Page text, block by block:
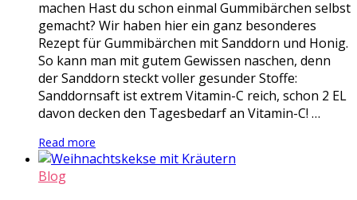
machen Hast du schon einmal Gummibärchen selbst
gemacht? Wir haben hier ein ganz besonderes
Rezept für Gummibärchen mit Sanddorn und Honig.
So kann man mit gutem Gewissen naschen, denn
der Sanddorn steckt voller gesunder Stoffe:
Sanddornsaft ist extrem Vitamin-C reich, schon 2 EL
davon decken den Tagesbedarf an Vitamin-C! …
Read more
Blog